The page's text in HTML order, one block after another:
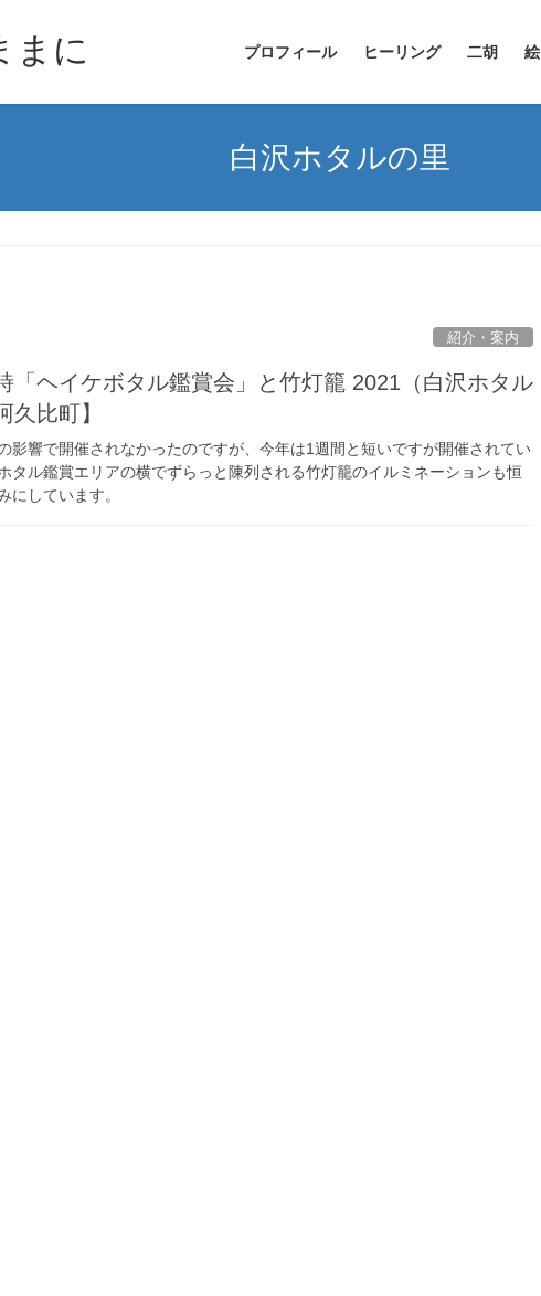
まに プロフィール ヒーリング 二胡 絵
白沢ホタルの里
紹介・案内
「ヘイケボタル鑑賞会」と竹灯籠 2021（白沢ホタル
久比町】
影響で開催されなかったのですが、今年は1週間と短いですが開催されてい
タル鑑賞エリアの横でずらっと陳列される竹灯籠のイルミネーションも恒
にしています。